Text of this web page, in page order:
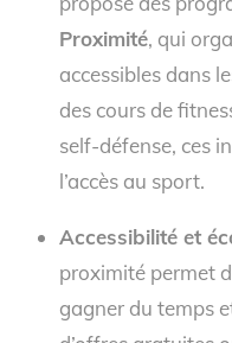
Proximité, qui
accessibles dans
des cours de
self-défense, ces
l’accès au sport.
Accessibilité et
proximité permet
gagner du temps